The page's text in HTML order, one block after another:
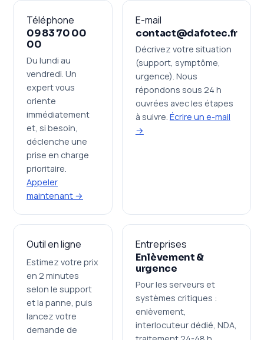
Téléphone
09 83 70 00
00
Du lundi au
vendredi. Un
expert vous
oriente
immédiatement
et, si besoin,
déclenche une
prise en charge
prioritaire.
Appeler
maintenant →
E-mail
contact@dafotec.fr
Décrivez votre situation
(support, symptôme,
urgence). Nous
répondons sous 24 h
ouvrées avec les étapes
à suivre. Écrire un e-mail
→
Outil en ligne
Estimez votre prix
en 2 minutes
selon le support
et la panne, puis
lancez votre
demande de
Entreprises
Enlèvement &
urgence
Pour les serveurs et
systèmes critiques :
enlèvement,
interlocuteur dédié, NDA,